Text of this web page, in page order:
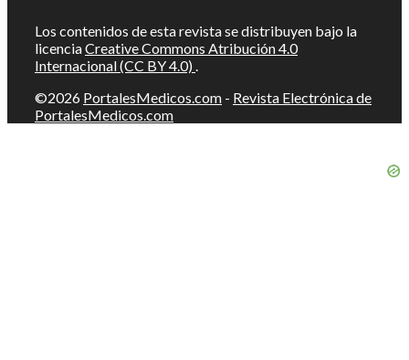
Los contenidos de esta revista se distribuyen bajo la
licenciaCreative Commons Atribución 4.0
Internacional (CC BY 4.0) .
©2026 PortalesMedicos.com - Revista Electrónica de
PortalesMedicos.com